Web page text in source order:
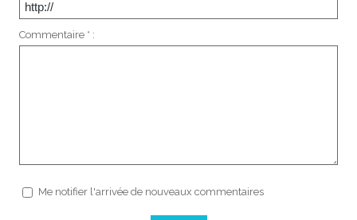
Commentaire * :
Me notifier l'arrivée de nouveaux commentaires